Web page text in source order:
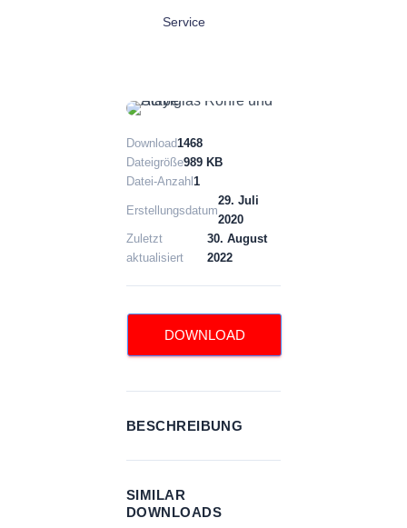
Service
Download1468
Dateigröße989 KB
Datei-Anzahl 1
Erstellungsdatum
29. Juli
2020
Zuletzt
aktualisiert
30. August
2022
DOWNLOAD
BESCHREIBUNG
SIMILAR
DOWNLOADS